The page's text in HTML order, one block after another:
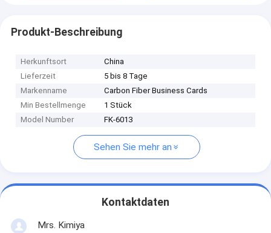
Produkt-Beschreibung
Herkunftsort
China
Lieferzeit
5 bis 8 Tage
Markenname
Carbon Fiber Business Cards
Min Bestellmenge
1 Stück
Model Number
FK-6013
Sehen Sie mehr an
Kontaktdaten
Mrs. Kimiya